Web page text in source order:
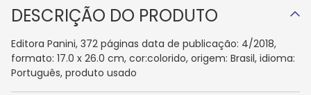
DESCRIÇÃO DO PRODUTO
Editora Panini, 372 páginas data de publicação: 4/2018,
formato: 17.0 x 26.0 cm, cor:colorido, origem: Brasil, idioma:
Português, produto usado